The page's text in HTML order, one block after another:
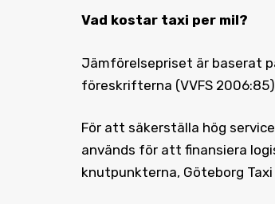
Vad kostar taxi per mil?
Jämförelsepriset är baserat
föreskrifterna (VVFS
För att säkerställa hög
används för att finansiera
knutpunkterna, Göteborg